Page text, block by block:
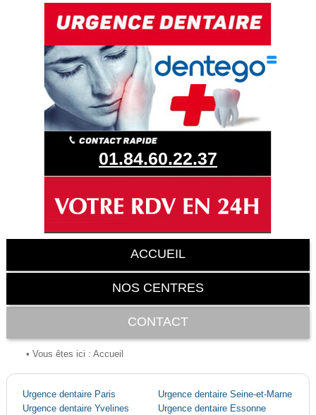
01.84.60.22.37
ACCUEIL
NOS CENTRES
CONTACT
• Vous êtes ici : Accueil
Urgence dentaire Paris
Urgence dentaire Seine-et-Marne
Urgence dentaire Yvelines
Urgence dentaire Essonne